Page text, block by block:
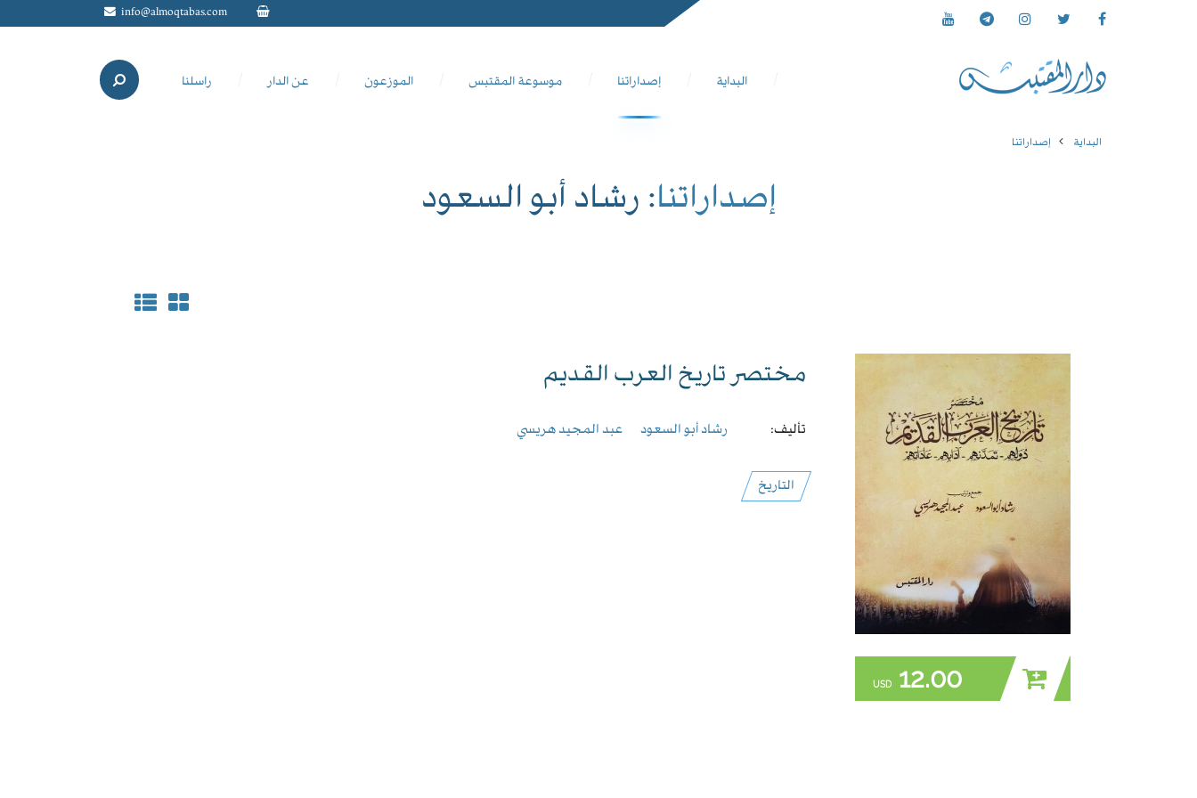
info@almoqtabas.com
البداية إصداراتنا موسوعة المقتبس الموزعون عن الدار راسلنا
البداية إصداراتنا
إصداراتنا: رشاد أبو السعود
12.00
USD
مختصر تاريخ العرب القديم
تأليف: رشاد أبو السعود عبد المجيد هريسي
التاريخ